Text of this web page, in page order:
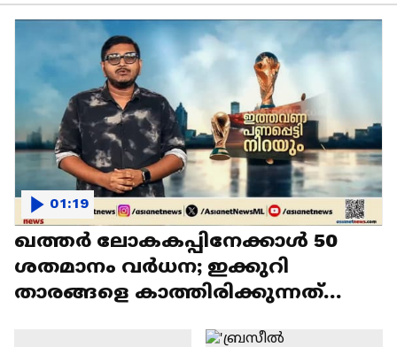
ഖത്തർ ലോകകപ്പിനേക്കാൾ 50
ശതമാനം വർധന; ഇക്കുറി
താരങ്ങളെ കാത്തിരിക്കുന്നത്
01:19